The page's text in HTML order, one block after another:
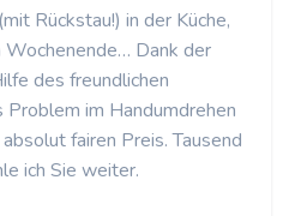
Rückstau!) in der Küche,
Wochenende… Dank der
des freundlichen
im Handumdrehen
fairen Preis. Tausend
ich Sie weiter.